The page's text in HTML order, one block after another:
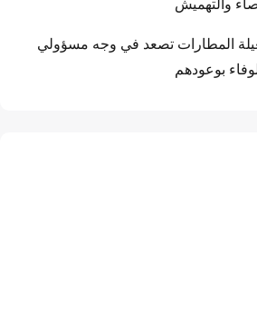
المطارات تصعد في وجه مسؤولي
بوعودهم